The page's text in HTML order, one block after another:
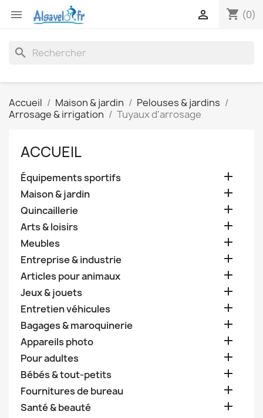
 shopping_cart (0)

search
Accueil Maison & jardin
Pelouses & jardins
Arrosage & irrigation
Tuyaux d'arrosage
ACCUEIL
Équipements sportifs 
Maison & jardin 
Quincaillerie 
Arts & loisirs 
Meubles 
Entreprise & industrie 
Articles pour animaux 
Jeux & jouets 
Entretien véhicules 
Bagages & maroquinerie 
Appareils photo 
Pour adultes 
Bébés & tout-petits 
Fournitures de bureau 
Santé & beauté 